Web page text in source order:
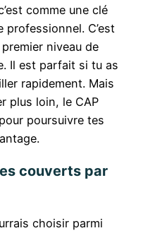
comme une clé
C’est
niveau de
Il est parfait si tu as
rapidement. Mais
plus loin, le CAP
poursuivre tes
couverts par
choisir parmi